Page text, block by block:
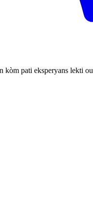
kòm pati eksperyans lekti